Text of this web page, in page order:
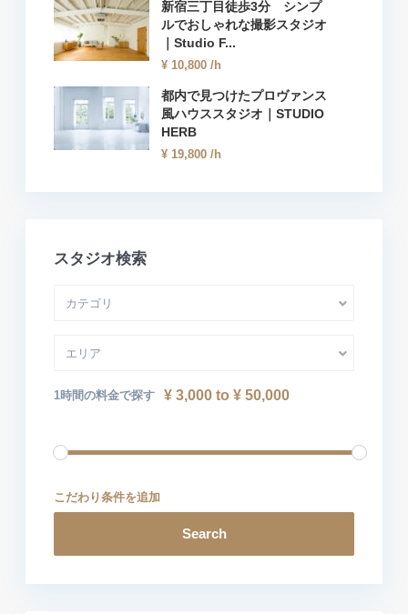
新宿三丁目徒歩3分 シンプ
ルでおしゃれな撮影スタジオ
｜Studio F...
¥ 10,800 /h
都内で見つけたプロヴァンス
風ハウススタジオ｜STUDIO
HERB
¥ 19,800 /h
スタジオ検索
カテゴリ
エリア
1時間の料金で探す ¥ 3,000 to ¥ 50,000
こだわり条件を追加
Search